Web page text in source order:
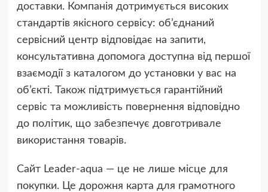
доставки. Компанія дотримується високих
стандартів якісного сервісу: об’єднаний
сервісний центр відповідає на запити,
консультативна допомога доступна від першої
взаємодії з каталогом до установки у вас на
об’єкті. Також підтримується гарантійний
сервіс та можливість повернення відповідно
до політик, що забезпечує довготривале
використання товарів.
Сайт Leader-aqua — це не лише місце для
покупки. Це дорожня карта для грамотного